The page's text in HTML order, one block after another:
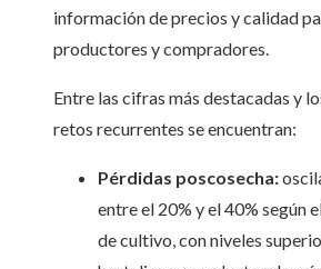
información de precios y calidad
productores y compradores.
Entre las cifras más destacadas y
retos recurrentes se encuentran:
Pérdidas poscosecha:
entre el 20% y el 40% según
de cultivo, con niveles